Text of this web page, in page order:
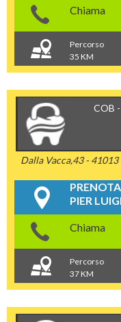
Chiama
Percorso
35 KM
COB
Dalla Vacca,43 -
PIER
Chiama
Percorso
37 KM